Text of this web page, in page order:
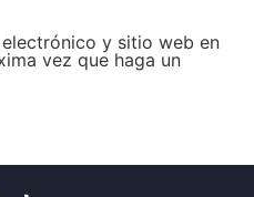
y sitio web en
vez que haga un